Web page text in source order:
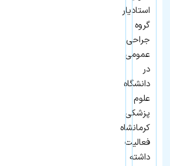
استادیار
گروه
جراحی
عمومی
در
دانشگاه
علوم
پزشکی
کرمانشاه
فعالیت
داشته